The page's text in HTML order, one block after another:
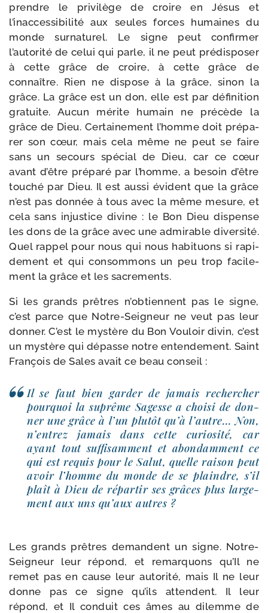
prendre le pri­vi­lège de croire en Jésus et
l’inaccessibilité aux seules forces humaines du
monde sur­na­tu­rel. Le signe peut confir­mer
l’autorité de celui qui parle, il ne peut pré­dis­po­ser
à cette grâce de croire, à cette grâce de
connaître. Rien ne dis­pose à la grâce, sinon la
grâce. La grâce est un don, elle est par défi­ni­tion
gra­tuite. Aucun mérite humain ne pré­cède la
grâce de Dieu. Certainement l’homme doit pré­pa­
rer son cœur, mais cela même ne peut se faire
sans un secours spé­cial de Dieu, car ce cœur
avant d’être pré­pa­ré par l’homme, a besoin d’être
tou­ché par Dieu. Il est aus­si évident que la grâce
n’est pas don­née à tous avec la même mesure, et
cela sans injus­tice divine : le Bon Dieu dis­pense
les dons de la grâce avec une admi­rable diver­si­té.
Quel rap­pel pour nous qui nous habi­tuons si rapi­
de­ment et qui consom­mons un peu trop faci­le­
ment la grâce et les sacrements.
Si les grands prêtres n’obtiennent pas le signe,
c’est parce que Notre-​Seigneur ne veut pas leur
don­ner. C’est le mys­tère du Bon Vouloir divin, c’est
un mys­tère qui dépasse notre enten­de­ment. Saint
François de Sales avait ce beau conseil :
Il se faut bien gar­der de jamais recher­cher
pour­quoi la suprême Sagesse a choi­si de don­
ner une grâce à l’un plu­tôt qu’à l’autre… Non,
n’entrez jamais dans cette curio­si­té, car
ayant tout suf­fi­sam­ment et abon­dam­ment ce
qui est requis pour le Salut, quelle rai­son peut
avoir l’homme du monde de se plaindre, s’il
plaît à Dieu de répar­tir ses grâces plus lar­ge­
ment aux uns qu’aux autres ?
Les grands prêtres demandent un signe. Notre-​
Seigneur leur répond, et remar­quons qu’Il ne
remet pas en cause leur auto­ri­té, mais Il ne leur
donne pas ce signe qu’ils attendent. Il leur
répond, et Il conduit ces âmes au dilemme de